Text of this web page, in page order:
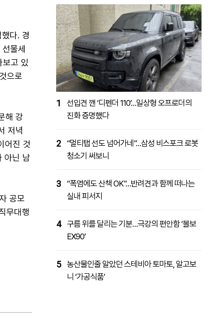
다. 경
물세
고 있
으로
해 강
저녁
어진 것
아닌 남
공모
무대행
1
선입견 깬 ‘디펜더 110’…일상형 오프로더의
진화 증명했다
2 “멀티탭 선도 넘어가네”…삼성 비스포크 로봇
청소기 써보니
3 “폭염에도 산책 OK”…반려견과 함께 떠나는
실내 피서지
4 구름 위를 달리는 기분…극강의 편안함 ‘볼보
EX90’
5 농산물인줄 알았던 스테비아 토마토, 알고보
니 ‘가공식품’